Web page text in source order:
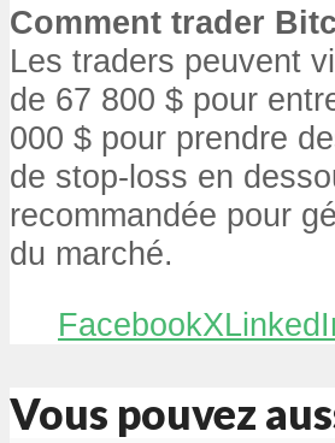
Comment trader
Les traders peuvent
de 67 800 $ pour
000 $ pour prendre
de stop-loss en
recommandée pour
du marché.
FacebookX
Vous pouvez